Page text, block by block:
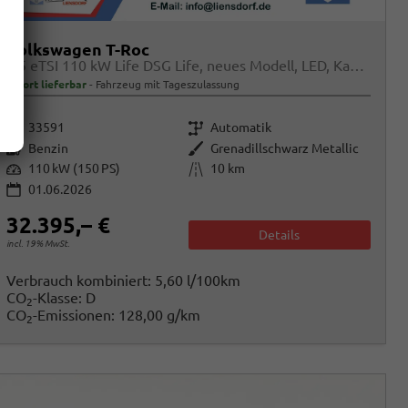
Volkswagen T-Roc
1.5 eTSI 110 kW Life DSG Life, neues Modell, LED, Kamera, Side, Winter, 17-Zoll
sofort lieferbar Fahrzeug mit Tageszulassung
33591 Getriebe Automatik
Kraftstoff Benzin Außenfarbe Grenadillschwarz Metallic
Leistung 110 kW (150 PS) Kilometerstand
10 km
01.06.2026
32.395,– €
incl. 19% MwSt.
Details
Verbrauch kombiniert: 5,60 l/100km
CO2-Klasse: D
CO2-Emissionen: 128,00 g/km